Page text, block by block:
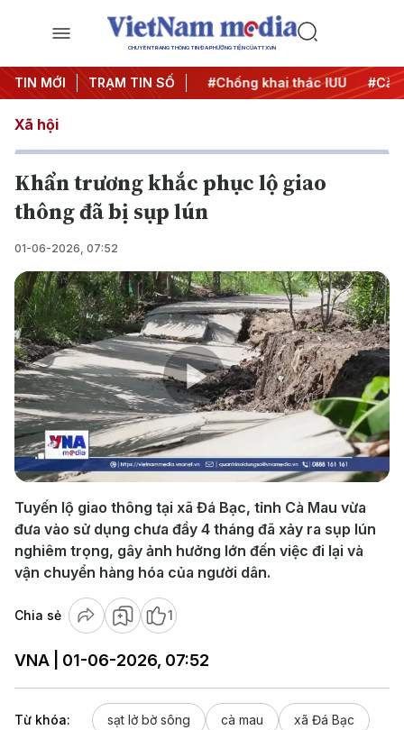
CHUYÊN TRANG THÔNG TIN ĐA PHƯƠNG TIỆN CỦA TTXVN
TIN MỚI TRẠM TIN SỐ
#Chiến dịch 500 ngày đêm #Chống khai thác IUU
Xã hội
Khẩn trương khắc phục lộ giao
thông đã bị sụp lún
01-06-2026, 07:52
Play
Video
Tuyến lộ giao thông tại xã Đá Bạc, tỉnh Cà Mau vừa
đưa vào sử dụng chưa đầy 4 tháng đã xảy ra sụp lún
nghiêm trọng, gây ảnh hưởng lớn đến việc đi lại và
vận chuyển hàng hóa của người dân.
Chia sẻ 1
VNA | 01-06-2026, 07:52
Từ khóa: sạt lở bờ sông cà mau xã Đá Bạc